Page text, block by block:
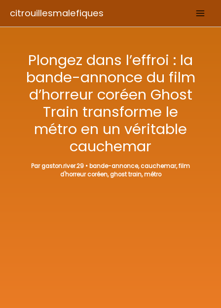
citrouillesmalefiques
Plongez dans l’effroi : la
bande-annonce du film
d’horreur coréen Ghost
Train transforme le
métro en un véritable
cauchemar
Pargaston.river.29 • bande-annonce,cauchemar,film
d'horreur coréen,ghost train,métro